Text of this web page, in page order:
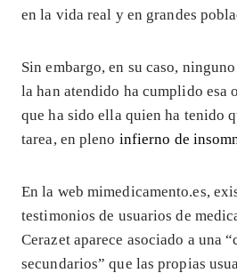
en la vida real y en grandes
Sin embargo, en su caso,
la han atendido ha cumplido esa
que ha sido ella quien ha tenido
tarea, en pleno infierno de
En la web mimedicamento.es,
testimonios de usuarios de
Cerazet aparece asociado a una
secundarios” que las propias